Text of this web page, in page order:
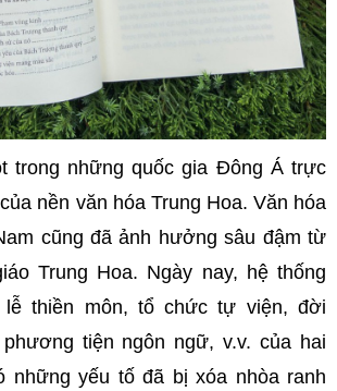
trong những quốc gia Đông Á trực
nền văn hóa Trung Hoa. Văn hóa
cũng đã ảnh hưởng sâu đậm từ
Trung Hoa. Ngày nay, hệ thống
lễ thiền môn, tổ chức tự viện, đời
tiện ngôn ngữ, v.v. của hai
những yếu tố đã bị xóa nhòa ranh